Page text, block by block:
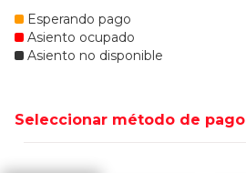
Esperando pago
Asiento ocupado
Asiento no disponible
Seleccionar método de pago